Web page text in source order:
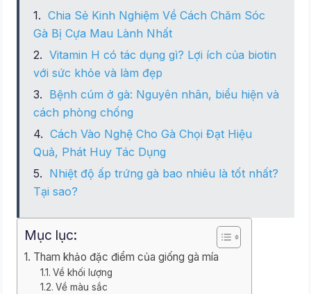
Chia Sẻ Kinh Nghiệm Về Cách Chăm Sóc
Gà Bị Cựa Mau Lành Nhất
Vitamin H có tác dụng gì? Lợi ích của biotin
với sức khỏe và làm đẹp
Bệnh cúm ở gà: Nguyên nhân, biểu hiện và
cách phòng chống
Cách Vào Nghệ Cho Gà Chọi Đạt Hiệu
Quả, Phát Huy Tác Dụng
Nhiệt độ ấp trứng gà bao nhiêu là tốt nhất?
Tại sao?
Mục lục:
Tham khảo đặc điểm của giống gà mía
Về khối lượng
Về màu sắc